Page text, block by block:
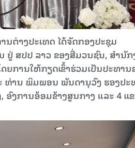
ຕ່າງປະເທດ ໄດ້ຈັດກອງປະຊຸມ
ຢູ່ ສປປ ລາວ ຂອງສື່ມວນຊົນ, ສໍານັກ
ການໃຫ້ກຽດເຂົ້າຮ່ວມເປັນປະທານ
ທ່ານ ພິມພອນ ພັນດານຸວົງ ຮອງປະ
ງການອ້ອມຂ້າງສູນກາງ ແລະ 4 ແ